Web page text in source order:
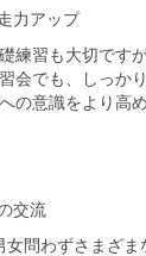
力アップ
練習も大切です
会でも、しっか
の意識をより高
交流
問わずさまざま